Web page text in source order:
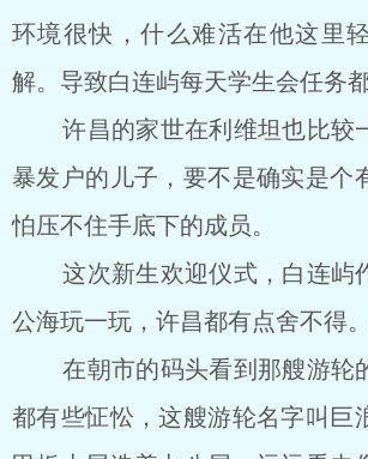
环境很快，什么难活在他这里
解。导致白连屿每天学生会任务
许昌的家世在利维坦也比较
暴发户的儿子，要不是确实是个
怕压不住手底下的成员。
这次新生欢迎仪式，白连屿
公海玩一玩，许昌都有点舍不得。
在朝市的码头看到那艘游轮
都有些怔忪，这艘游轮名字叫巨